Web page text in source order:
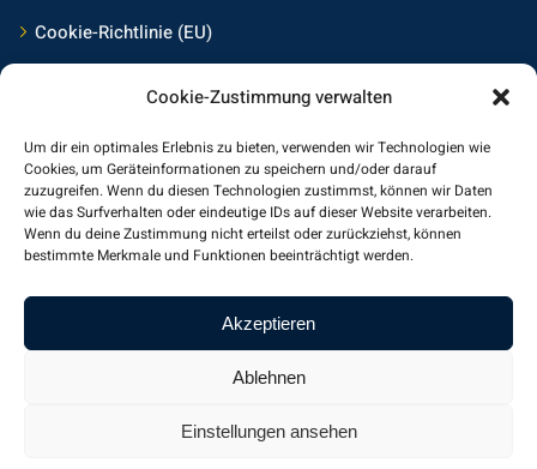
Cookie-Zustimmung verwalten
Um dir ein optimales Erlebnis zu bieten, verwenden wir Technologien wie
Cookies, um Geräteinformationen zu speichern und/oder darauf
zuzugreifen. Wenn du diesen Technologien zustimmst, können wir Daten
wie das Surfverhalten oder eindeutige IDs auf dieser Website verarbeiten.
Wenn du deine Zustimmung nicht erteilst oder zurückziehst, können
bestimmte Merkmale und Funktionen beeinträchtigt werden.
Akzeptieren
Ablehnen
Einstellungen ansehen
Cookie-Richtlinie (EU)
Frings Medienservice Mainz
Am Jungstück 27
55130 Mainz
kontakt@frings-medienservice.de